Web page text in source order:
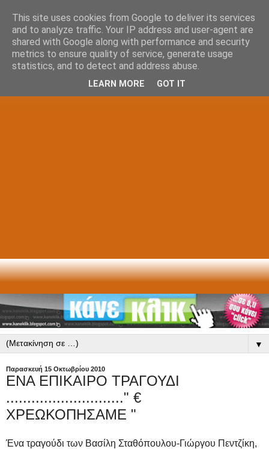
▼
Παρασκευή 15 Οκτωβρίου 2010
ΕΝΑ ΕΠΙΚΑΙΡΟ ΤΡΑΓΟΥΔΙ
............................" €
ΧΡΕΩΚΟΠΗΣΑΜΕ "
Ένα τραγούδι των Βασίλη Σταθόπουλου-Γιώργου Πεντζίκη,
This site uses cookies from Google to deliver its services
and to analyze traffic. Your IP address and user-agent are
shared with Google along with performance and security
metrics to ensure quality of service, generate usage
statistics, and to detect and address abuse.
LEARN MORE GOT IT